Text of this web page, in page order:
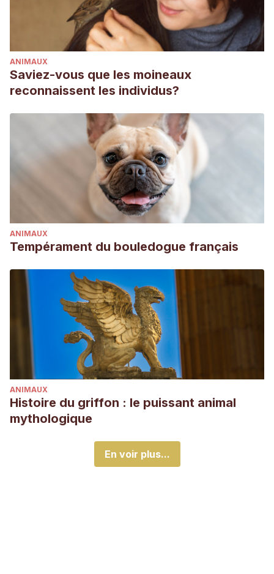
ANIMAUX
Saviez-vous que les moineaux
reconnaissent les individus?
ANIMAUX
Tempérament du bouledogue français
ANIMAUX
Histoire du griffon : le puissant animal
mythologique
En voir plus...